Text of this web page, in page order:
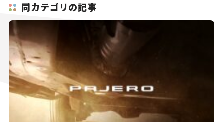
同カテゴリの記事